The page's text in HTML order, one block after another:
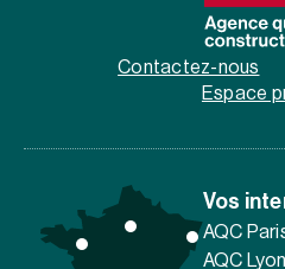
Contactez-nous
Espace
Vos
AQC
AQC Lyon